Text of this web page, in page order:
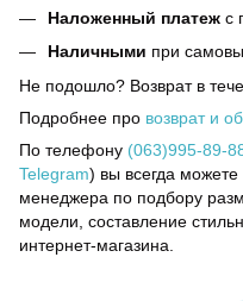
Наложенный платеж с
Наличными при
Не подошло? Возврат в
Подробнее про возврат и
По телефону (063)995-89-
Telegram) вы всегда можете
менеджера по подбору
модели, составление
интернет-магазина.